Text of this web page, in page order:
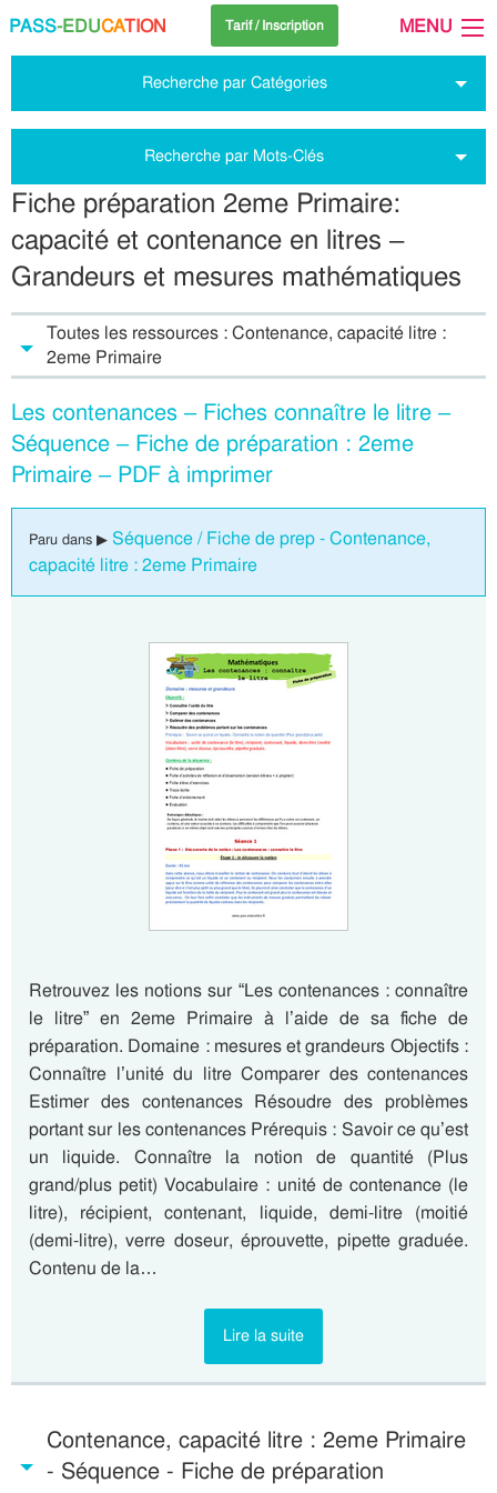
PASS-EDUCATION Tarif / Inscription MENU
Recherche par Catégories
Recherche par Mots-Clés
Fiche préparation 2eme Primaire:
capacité et contenance en litres –
Grandeurs et mesures mathématiques
Toutes les ressources : Contenance, capacité litre :
2eme Primaire
Les contenances – Fiches connaître le litre –
Séquence – Fiche de préparation : 2eme
Primaire – PDF à imprimer
Paru dans ▶ Séquence / Fiche de prep - Contenance,
capacité litre : 2eme Primaire
Retrouvez les notions sur “Les contenances : connaître
le litre” en 2eme Primaire à l’aide de sa fiche de
préparation. Domaine : mesures et grandeurs Objectifs :
Connaître l’unité du litre Comparer des contenances
Estimer des contenances Résoudre des problèmes
portant sur les contenances Prérequis : Savoir ce qu’est
un liquide. Connaître la notion de quantité (Plus
grand/plus petit) Vocabulaire : unité de contenance (le
litre), récipient, contenant, liquide, demi-litre (moitié
(demi-litre), verre doseur, éprouvette, pipette graduée.
Contenu de la…
Lire la suite
Contenance, capacité litre : 2eme Primaire
- Séquence - Fiche de préparation